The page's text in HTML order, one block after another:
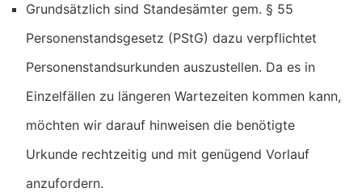
Grundsätzlich sind Standesämter gem. § 55
Personenstandsgesetz (PStG) dazu verpflichtet
Personenstandsurkunden auszustellen. Da es in
Einzelfällen zu längeren Wartezeiten kommen kann,
möchten wir darauf hinweisen die benötigte
Urkunde rechtzeitig und mit genügend Vorlauf
anzufordern.